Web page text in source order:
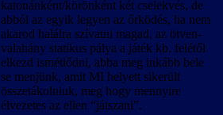
katonánként/körönként két cselekvés, de
abból az egyik legyen az őrködés, ha nem
akarod halálra szívatni magad, az ötven-
valahány statikus pálya a játék kb. felétől
elkezd ismétlődni, abba meg inkább bele
se menjünk, amit MI helyett sikerült
összetákolniuk, meg hogy mennyire
élvezetes az ellen “játszani”.